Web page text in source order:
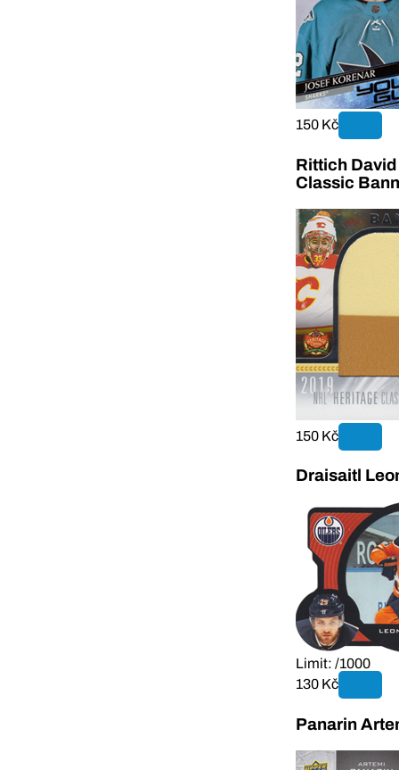
150 Kč
Rittich David
Classic
150 Kč
Draisaitl
Limit: /1000
130 Kč
Panarin